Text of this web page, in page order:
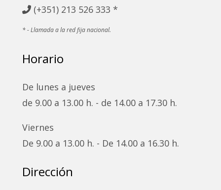
(+351) 213 526 333 *
* - Llamada a la red fija nacional.
Horario
De lunes a jueves
de 9.00 a 13.00 h. - de 14.00 a 17.30 h.
Viernes
De 9.00 a 13.00 h. - De 14.00 a 16.30 h.
Dirección